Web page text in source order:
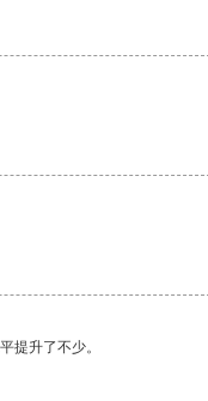
提升了不少。